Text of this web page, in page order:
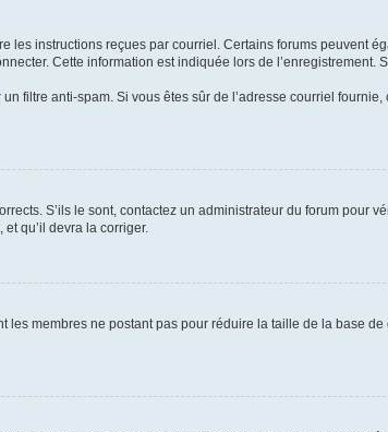
les instructions reçues par courriel. Certains forums peuvent
Cette information est indiquée lors de l’enregistrement.
filtre anti-spam. Si vous êtes sûr de l’adresse courriel fournie,
S’ils le sont, contactez un administrateur du forum pour
qu’il devra la corriger.
les membres ne postant pas pour réduire la taille de la base de